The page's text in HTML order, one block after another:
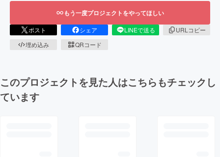
もう一度プロジェクトをやってほしい
ポスト シェア LINEで送る
URLコピー
埋め込み
QRコード
このプロジェクトを見た人はこちらもチェックし
ています